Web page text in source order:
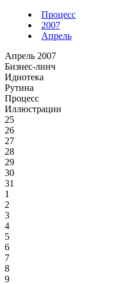
Процесс
2007
Апрель
Апрель 2007
Бизнес-линч
Идиотека
Рутина
Процесс
Иллюстрации
25
26
27
28
29
30
31
1
2
3
4
5
6
7
8
9